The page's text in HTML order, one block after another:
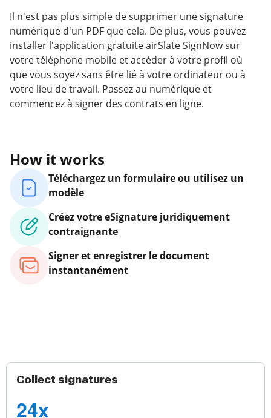
Il n'est pas plus simple de supprimer une signature
numérique d'un PDF que cela. De plus, vous pouvez
installer l'application gratuite airSlate SignNow sur
votre téléphone mobile et accéder à votre profil où
que vous soyez sans être lié à votre ordinateur ou à
votre lieu de travail. Passez au numérique et
commencez à signer des contrats en ligne.
How it works
Téléchargez un formulaire ou utilisez un
modèle
Créez votre eSignature juridiquement
contraignante
Signer et enregistrer le document
instantanément
Collect signatures
24x